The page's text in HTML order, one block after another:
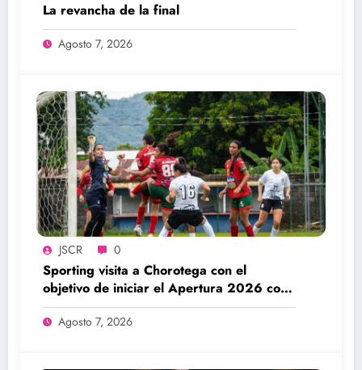
La revancha de la final
Agosto 7, 2026
JSCR 0
Sporting visita a Chorotega con el
objetivo de iniciar el Apertura 2026 con
una victoria
Agosto 7, 2026